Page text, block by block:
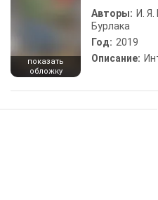
показать
обложку
Авторы: И.
Бурлака
Год: 2019
Описание: